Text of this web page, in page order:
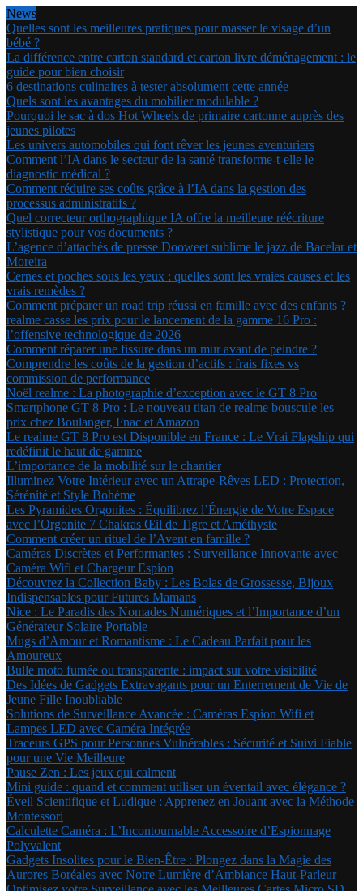
News
Quelles sont les meilleures pratiques pour masser le visage d’un
bébé ?
La différence entre carton standard et carton livre déménagement : le
guide pour bien choisir
6 destinations culinaires à tester absolument cette année
Quels sont les avantages du mobilier modulable ?
Pourquoi le sac à dos Hot Wheels de primaire cartonne auprès des
jeunes pilotes
Les univers automobiles qui font rêver les jeunes aventuriers
Comment l’IA dans le secteur de la santé transforme-t-elle le
diagnostic médical ?
Comment réduire ses coûts grâce à l’IA dans la gestion des
processus administratifs ?
Quel correcteur orthographique IA offre la meilleure réécriture
stylistique pour vos documents ?
L’agence d’attachés de presse Dooweet sublime le jazz de Bacelar et
Moreira
Cernes et poches sous les yeux : quelles sont les vraies causes et les
vrais remèdes ?
Comment préparer un road trip réussi en famille avec des enfants ?
realme casse les prix pour le lancement de la gamme 16 Pro :
l’offensive technologique de 2026
Comment réparer une fissure dans un mur avant de peindre ?
Comprendre les coûts de la gestion d’actifs : frais fixes vs
commission de performance
Noël realme : La photographie d’exception avec le GT 8 Pro
Smartphone GT 8 Pro : Le nouveau titan de realme bouscule les
prix chez Boulanger, Fnac et Amazon
Le realme GT 8 Pro est Disponible en France : Le Vrai Flagship qui
redéfinit le haut de gamme
L’importance de la mobilité sur le chantier
Illuminez Votre Intérieur avec un Attrape-Rêves LED : Protection,
Sérénité et Style Bohème
Les Pyramides Orgonites : Équilibrez l’Énergie de Votre Espace
avec l’Orgonite 7 Chakras Œil de Tigre et Améthyste
Comment créer un rituel de l’Avent en famille ?
Caméras Discrètes et Performantes : Surveillance Innovante avec
Caméra Wifi et Chargeur Espion
Découvrez la Collection Baby : Les Bolas de Grossesse, Bijoux
Indispensables pour Futures Mamans
Nice : Le Paradis des Nomades Numériques et l’Importance d’un
Générateur Solaire Portable
Mugs d’Amour et Romantisme : Le Cadeau Parfait pour les
Amoureux
Bulle moto fumée ou transparente : impact sur votre visibilité
Des Idées de Gadgets Extravagants pour un Enterrement de Vie de
Jeune Fille Inoubliable
Solutions de Surveillance Avancée : Caméras Espion Wifi et
Lampes LED avec Caméra Intégrée
Traceurs GPS pour Personnes Vulnérables : Sécurité et Suivi Fiable
pour une Vie Meilleure
Pause Zen : Les jeux qui calment
Mini guide : quand et comment utiliser un éventail avec élégance ?
Éveil Scientifique et Ludique : Apprenez en Jouant avec la Méthode
Montessori
Calculette Caméra : L’Incontournable Accessoire d’Espionnage
Polyvalent
Gadgets Insolites pour le Bien-Être : Plongez dans la Magie des
Aurores Boréales avec Notre Lumière d’Ambiance Haut-Parleur